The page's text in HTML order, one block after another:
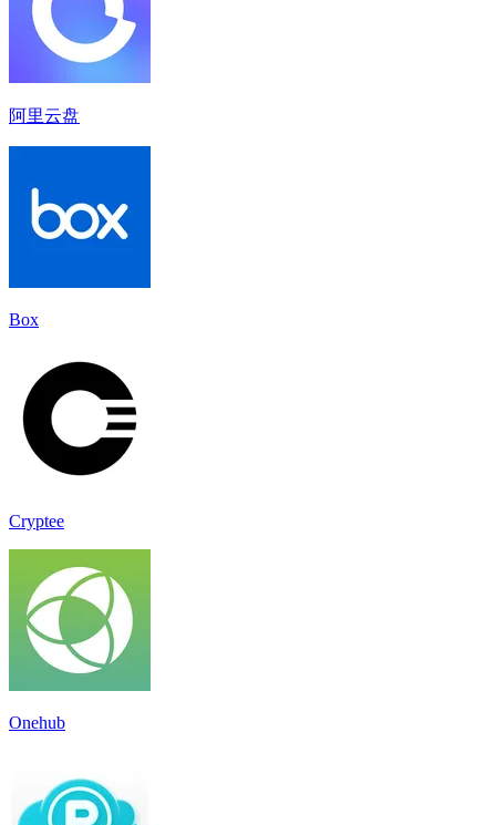
阿里云盘
Box
Cryptee
Onehub